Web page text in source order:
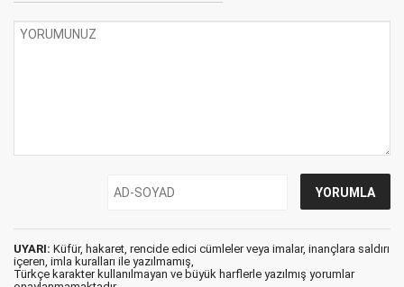
UYARI: Küfür, hakaret, rencide edici cümleler veya imalar, inançlara saldırı
içeren, imla kuralları ile yazılmamış,
Türkçe karakter kullanılmayan ve büyük harflerle yazılmış yorumlar